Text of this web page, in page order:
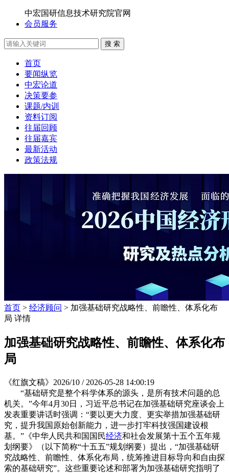
中宏国研信息技术研究院官网
会员服务
搜 索
首页
要闻纵览
中宏论道
决策要参
课题/内训
资料订阅
往届回顾
往届嘉宾
最新活动
政策法规
首页 > 经济顾问 > 加强基础研究战略性、前瞻性、体系化布
局 详情
加强基础研究战略性、前瞻性、体系化布
局
《红旗文稿》2026/10 / 2026-05-28 14:00:19
“基础研究是整个科学体系的源头，是所有技术问题的总
机关。”今年4月30日，习近平总书记在加强基础研究座谈会上
发表重要讲话时强调：“要以更大力度、更实举措加强基础研
究，提升我国原始创新能力，进一步打牢科技强国建设根
基。”《中华人民共和国国民经济和社会发展第十五个五年规
划纲要》（以下简称“十五五”规划纲要）提出，“加强基础研
究战略性、前瞻性、体系化布局，统筹推进目标导向和自由探
索的基础研究”。这些重要论述和部署为加强基础研究指明了